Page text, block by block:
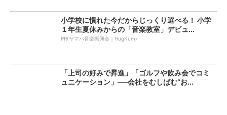
小学校に慣れた今だからじっくり選べる！ 小学
１年生夏休みからの「音楽教室」デビュ...
PR(ヤマハ音楽振興会｜HugKum)
「上司の好みで昇進」「ゴルフや飲み会でコミ
ュニケーション」──会社をむしばむ“お...